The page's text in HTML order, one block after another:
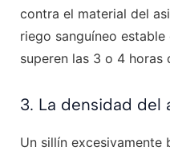
contra el material del
riego sanguíneo
superen las 3 o 4 horas
3. La densidad del
Un sillín excesivamente